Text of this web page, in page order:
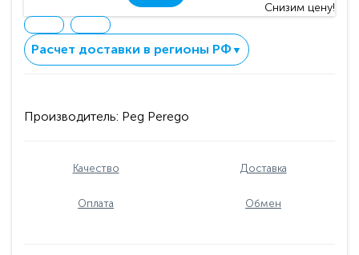
Снизим цену!
Расчет доставки в регионы РФ ▼
Производитель: Peg Perego
Качество Доставка
Оплата Обмен